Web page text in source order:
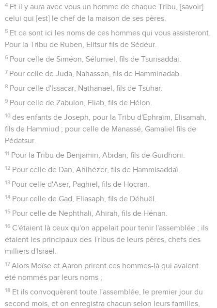
4 Et il y aura avec vous un homme de chaque Tribu, [savoir]
celui qui [est] le chef de la maison de ses pères.
5 Et ce sont ici les noms de ces hommes qui vous assisteront.
Pour la Tribu de Ruben, Elitsur fils de Sédéur.
6 Pour celle de Siméon, Sélumiel, fils de Tsurisaddaï.
7 Pour celle de Juda, Nahasson, fils de Hamminadab.
8 Pour celle d'Issacar, Nathanaël, fils de Tsuhar.
9 Pour celle de Zabulon, Eliab, fils de Hélon.
10 des enfants de Joseph, pour la Tribu d'Ephraïm, Elisamah,
fils de Hammiud ; pour celle de Manassé, Gamaliel fils de
Pédatsur.
11 Pour la Tribu de Benjamin, Abidan, fils de Guidhoni.
12 Pour celle de Dan, Ahihézer, fils de Hammisaddaï.
13 Pour celle d'Aser, Paghiel, fils de Hocran.
14 Pour celle de Gad, Eliasaph, fils de Déhuël.
15 Pour celle de Nephthali, Ahirah, fils de Hénan.
16 C'étaient là ceux qu'on appelait pour tenir l'assemblée ; ils
étaient les principaux des Tribus de leurs pères, chefs des
milliers d'Israël.
17 Alors Moïse et Aaron prirent ces hommes-là qui avaient
été nommés par leurs noms ;
18 Et ils convoquèrent toute l'assemblée, le premier jour du
second mois, et on enregistra chacun selon leurs familles,